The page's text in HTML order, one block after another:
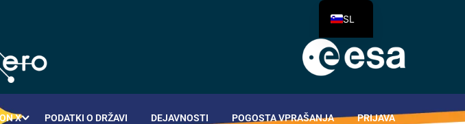
X PODATKI O DRŽAVI DEJAVNOSTI POGOSTA VPRAŠANJA PRIJAVA
SL